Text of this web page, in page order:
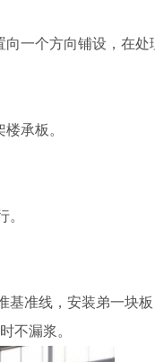
一个方向铺设，在处
承板。
。
基准线，安装弟一块
不漏浆。